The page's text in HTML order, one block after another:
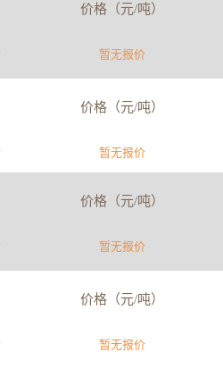
价格（元/吨）
暂无报价
价格（元/吨）
暂无报价
价格（元/吨）
暂无报价
价格（元/吨）
暂无报价